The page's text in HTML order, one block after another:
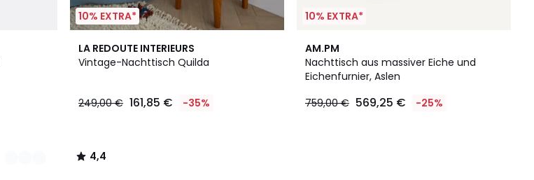
10% EXTRA*
LA REDOUTE INTERIEURS
Vintage-Nachttisch Quilda
249,00 € 161,85 € -35%
4,4
/ 5
4,4
/
10% EXTRA*
AM.PM
Nachttisch aus massiver Eiche und
Eichenfurnier, Aslen
759,00 € 569,25 € -25%